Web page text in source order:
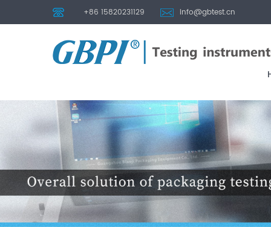
+86 15820231129 info@gbtest.cn